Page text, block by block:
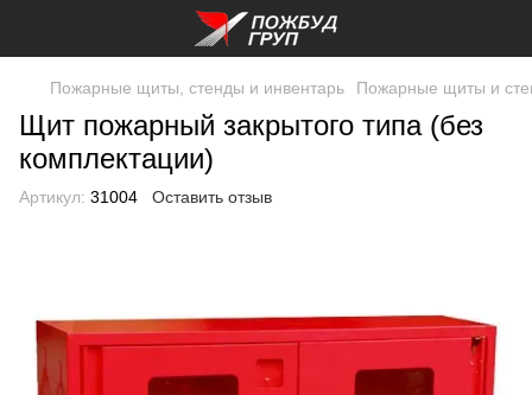
Пожарные щиты, стенды и инвентарь Пожарные щиты и
Щит пожарный закрытого типа (без
комплектации)
Артикул: 31004 Оставить отзыв